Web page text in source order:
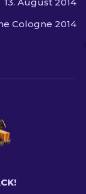
Cologne 2014